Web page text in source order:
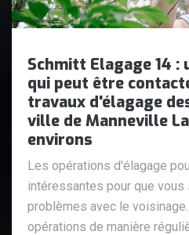
Schmitt Elagage 14
qui peut être
travaux d'élagage
ville de Manneville
environs
Les opérations d'élagage
intéressantes pour que
problèmes avec le
opérations de manière